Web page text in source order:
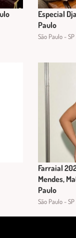
Especial
Paulo
São Paulo - SP
Farraial
Mendes,
Paulo
São Paulo - SP